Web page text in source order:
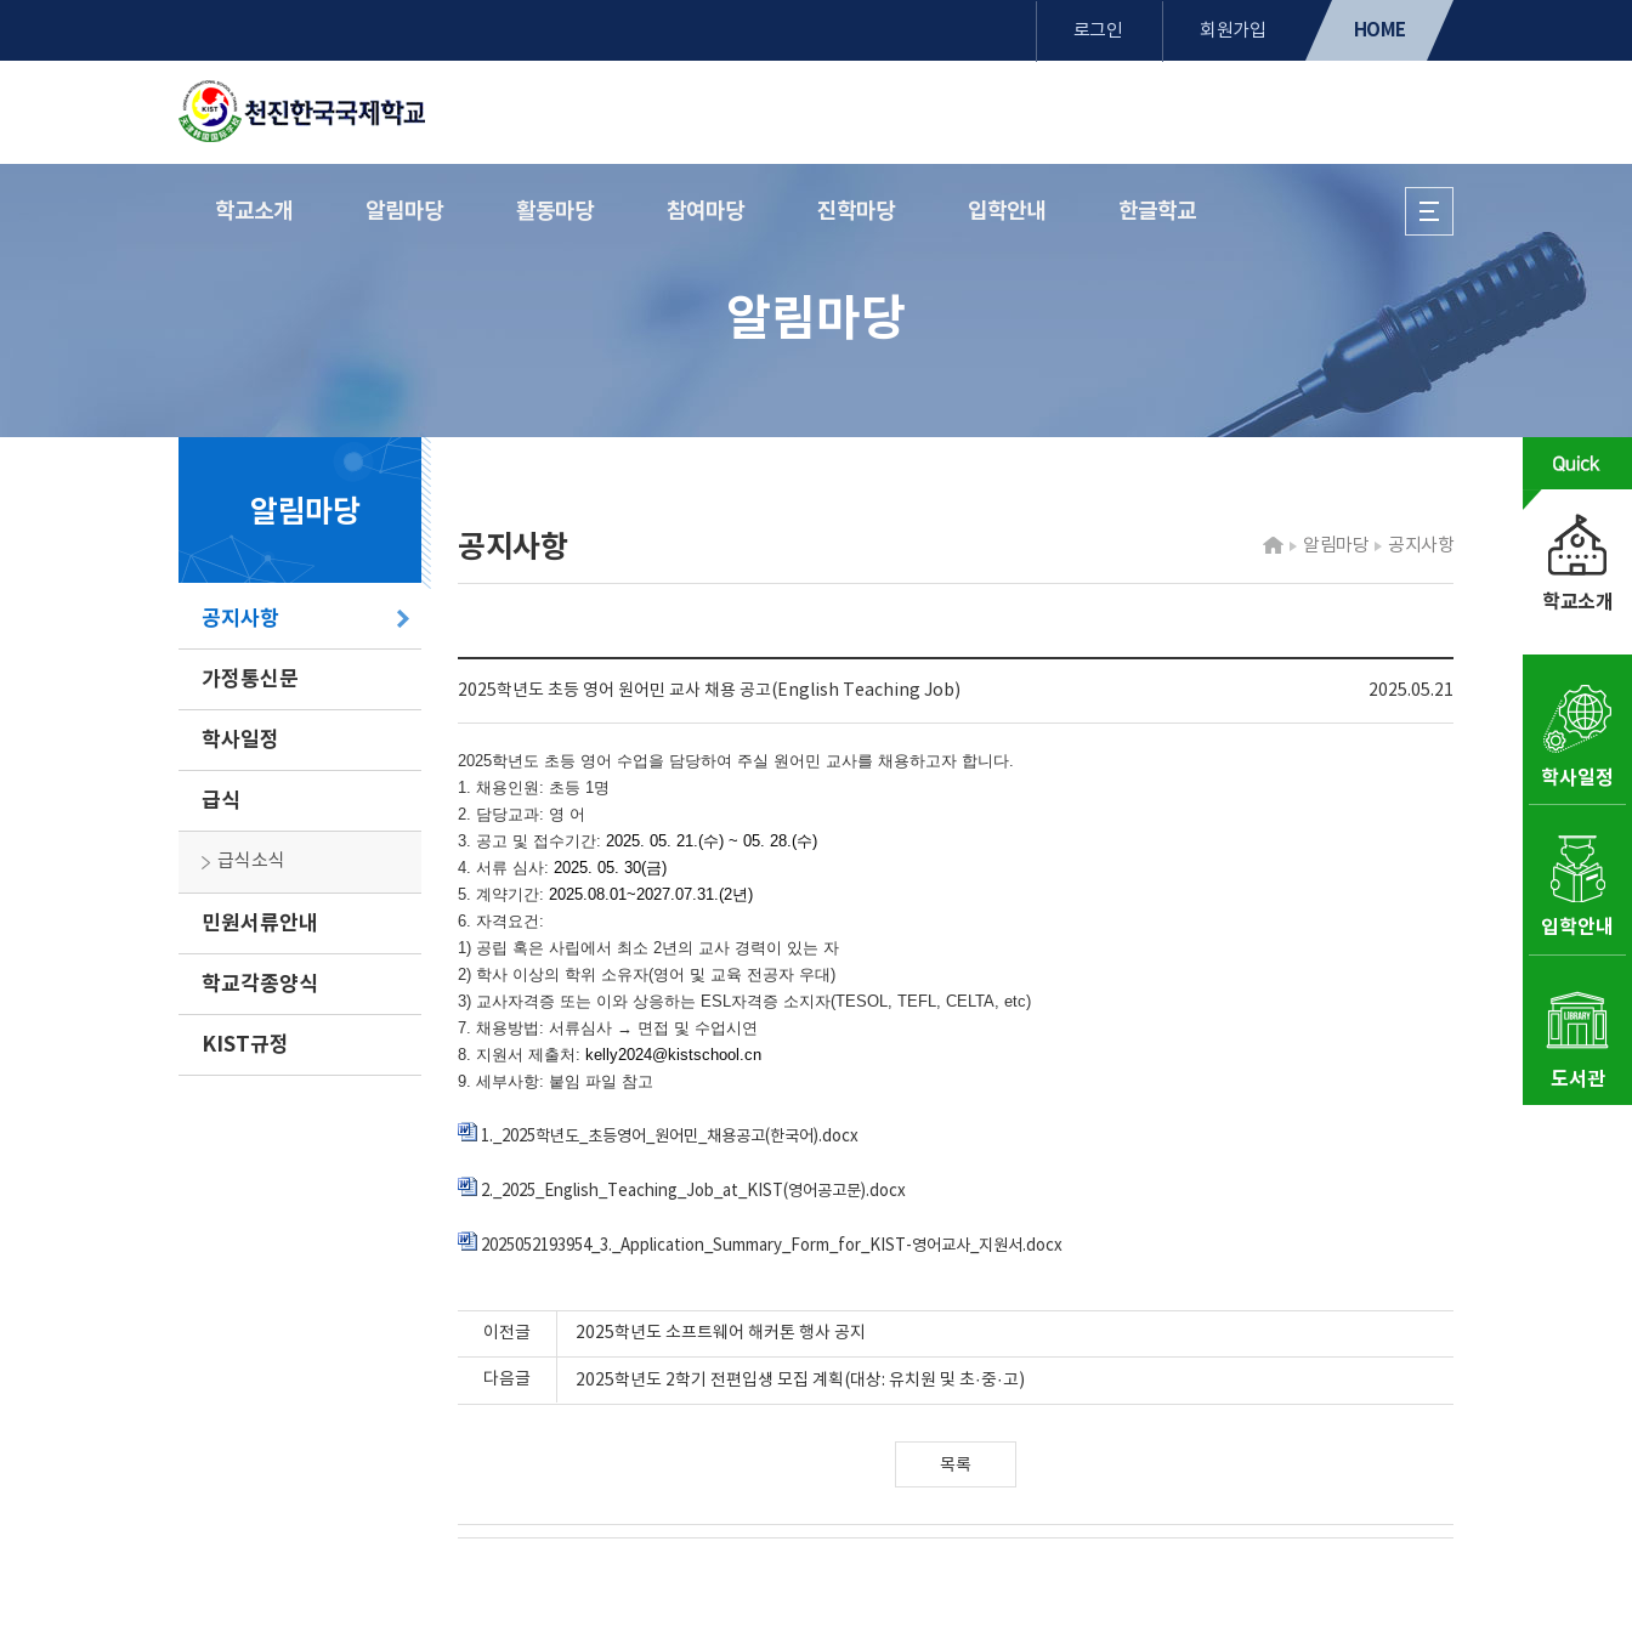
로그인 회원가입 HOME
학교소개 알림마당 활동마당 참여마당 진학마당 입학안내 한글학교
알림마당
알림마당
공지사항
가정통신문
학사일정
급식
급식소식
민원서류안내
학교각종양식
KIST규정
공지사항 알림마당 공지사항
2025학년도 초등 영어 원어민 교사 채용 공고(English Teaching Job) 2025.05.21
2025학년도 초등 영어 수업을 담당하여 주실 원어민 교사를 채용하고자 합니다.
1. 채용인원 : 초등 1명
2. 담당교과: 영 어
3. 공고 및 접수기간: 2025. 05. 21.(수) ~ 05. 28.(수)
4. 서류 심사: 2025. 05. 30(금)
5. 계약기간: 2025.08.01~2027.07.31.(2년)
6. 자격요건 :
1) 공립 혹은 사립에서 최소 2년의 교사 경력이 있는 자
2) 학사 이상의 학위 소유자(영어 및 교육 전공자 우대)
3) 교사자격증 또는 이와 상응하는 ESL자격증 소지자(TESOL, TEFL, CELTA, etc)
7. 채용방법 : 서류심사 → 면접 및 수업시연
8. 지원서 제출처 : kelly2024@kistschool.cn
9. 세부사항: 붙임 파일 참고
1._2025학년도_초등영어_원어민_채용공고(한국어).docx
2._2025_English_Teaching_Job_at_KIST(영어공고문).docx
2025052193954_3._Application_Summary_Form_for_KIST-영어교사_지원서.docx
이전글 2025학년도 소프트웨어 해커톤 행사 공지
다음글 2025학년도 2학기 전편입생 모집 계획(대상: 유치원 및 초·중·고)
목록
학교소개
학사일정
입학안내
도서관